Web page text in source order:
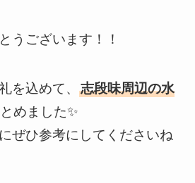
うございます！！
を込めて、 志段味周辺の水
めました✨
ぜひ参考にしてくださいね